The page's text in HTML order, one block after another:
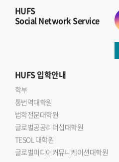
HUFS
Social Network Service
HUFS입학안내
학부
통번역대학원
법학전문대학원
글로벌공공리더십대학원
TESOL 대학원
글로벌미디어커뮤니케이션대학원